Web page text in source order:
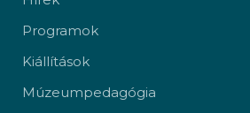
Programok
Kiállítások
Múzeumpedagógia